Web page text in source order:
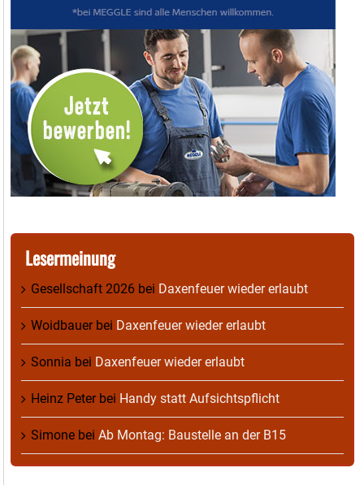
Lesermeinung
Gesellschaft 2026 bei Daxenfeuer wieder erlaubt
Woidbauerbei Daxenfeuer wieder erlaubt
Sonnia bei Daxenfeuer wieder erlaubt
Heinz Peterbei Handy statt Aufsichtspflicht
Simone bei Ab Montag: Baustelle an der B15